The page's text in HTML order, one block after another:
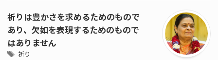
祈りは豊かさを求めるためのもので
あり、欠如を表現するためのもので
はありません
祈り